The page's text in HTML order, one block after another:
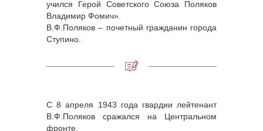
учился Герой Советского Союза Поляков
Владимир Фомич».
В.Ф.Поляков – почетный гражданин города
Ступино.
С 8 апреля 1943 года гвардии лейтенант
В.Ф.Поляков сражался на Центральном
фронте.